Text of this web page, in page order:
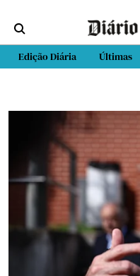
Edição Diária Últimas